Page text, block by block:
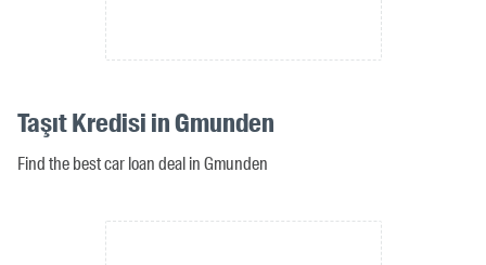
Taşıt Kredisi in Gmunden
Find the best car loan deal in Gmunden